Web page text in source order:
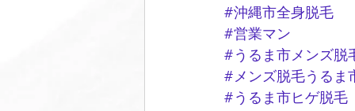
#沖縄市全身脱毛
#営業マン
#うるま市メンズ脱
#メンズ脱毛うるま
#うるま市ヒゲ脱毛